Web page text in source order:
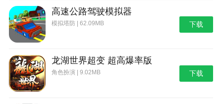
高速公路驾驶模拟器
模拟塔防 | 62.09MB 下载
龙湖世界超变 超高爆率版
角色扮演 | 9.02MB 下载